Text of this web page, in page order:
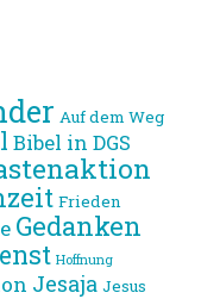
Auf dem Weg
Bibel in DGS
Frieden
Gedanken
Hoffnung
Jesaja Jesus